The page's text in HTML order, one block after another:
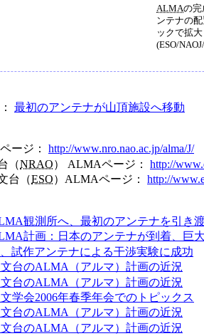
ALMAの完
ンテナの
ックで拡
(ESO/
最初のアンテナが山頂施設へ移動
ージ： http://www.nro.nao.ac.jp/alma/J/
（NRAO） ALMAページ： http://
台（ESO）ALMAページ： http://
観測所へ、最初のアンテナを引き
計画：日本のアンテナが到着、巨
試作アンテナによる干渉実験に成功
台のALMA（アルマ）計画の近況
台のALMA（アルマ）計画の近況
学会2006年春季年会でのトピックス
台のALMA（アルマ）計画の近況
台のALMA（アルマ）計画の近況